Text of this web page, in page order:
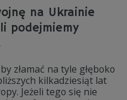
na Ukrainie
podejmiemy
złamać na tyle głęboko
kilkadziesiąt lat
Jeżeli tego się nie